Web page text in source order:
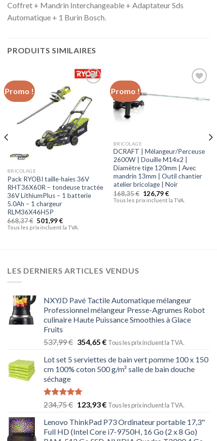
Coffret + Mandrin Interchangeable + Adaptateur Sds
Automatique + 1 Burin Bosch.
PRODUITS SIMILAIRES
Promo !
à la liste
d’envies
BRICOLAGE
Pack RYOBI taille-haies 36V
RHT36X60R – tondeuse tractée
36V LithiumPlus – 1 batterie
5.0Ah – 1 chargeur
RLM36X46H5P
668,37€ 501,99€
Tous les prix incluent la TVA.
Promo !
à la liste
BRICOLAGE
DCRAFT | Mélangeur/Perceuse
2600W | Douille M14x2 |
Diamètre tige 120mm | Avec
mandrin 13mm | Outil chantier
atelier bricolage | Noir
168,35€ 126,79€
Tous les prix incluent la TVA.
LES DERNIERS ARTICLES VENDUS
NXYJD Pavé Tactile Automatique mélangeur
Professionnel mélangeur Presse-Agrumes Robot
culinaire Haute Puissance Smoothies à Glace
Fruits
537,99€ 354,65 € Tous les prix incluent la TVA.
Lot set 5 serviettes de bain vert pomme 100 x 150
cm 100% coton 500 g/m² salle de bain douche
séchage
Note5.00
sur 5
234,75€ 123,93€ Tous les prix incluent la TVA.
Lenovo ThinkPad P73 Ordinateur portable 17,3"
Full HD (Intel Core i7-9750H, 16 Go (2 x 8 Go)